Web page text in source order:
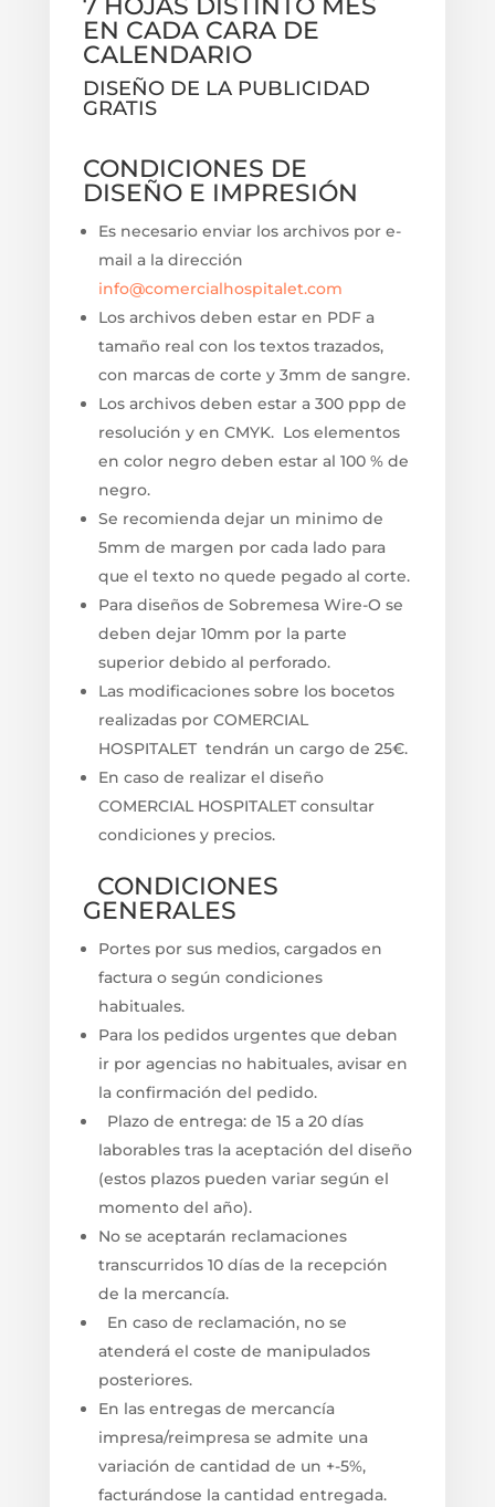
7 HOJAS DISTINTO MES
EN CADA CARA DE
CALENDARIO
DISEÑO DE LA PUBLICIDAD
GRATIS
CONDICIONES DE
DISEÑO E IMPRESIÓN
Es necesario enviar los archivos por e-
mail a la dirección
info@comercialhospitalet.com
Los archivos deben estar en PDF a
tamaño real con los textos trazados,
con marcas de corte y 3mm de sangre.
Los archivos deben estar a 300 ppp de
resolución y en CMYK. Los elementos
en color negro deben estar al 100 % de
negro.
Se recomienda dejar un minimo de
5mm de margen por cada lado para
que el texto no quede pegado al corte.
Para diseños de Sobremesa Wire-O se
deben dejar 10mm por la parte
superior debido al perforado.
Las modificaciones sobre los bocetos
realizadas por COMERCIAL
HOSPITALET tendrán un cargo de 25€.
En caso de realizar el diseño
COMERCIAL HOSPITALET consultar
condiciones y precios.
CONDICIONES
GENERALES
Portes por sus medios, cargados en
factura o según condiciones
habituales.
Para los pedidos urgentes que deban
ir por agencias no habituales, avisar en
la confirmación del pedido.
Plazo de entrega: de 15 a 20 días
laborables tras la aceptación del diseño
(estos plazos pueden variar según el
momento del año).
No se aceptarán reclamaciones
transcurridos 10 días de la recepción
de la mercancía.
En caso de reclamación, no se
atenderá el coste de manipulados
posteriores.
En las entregas de mercancía
impresa/reimpresa se admite una
variación de cantidad de un +-5%,
facturándose la cantidad entregada.